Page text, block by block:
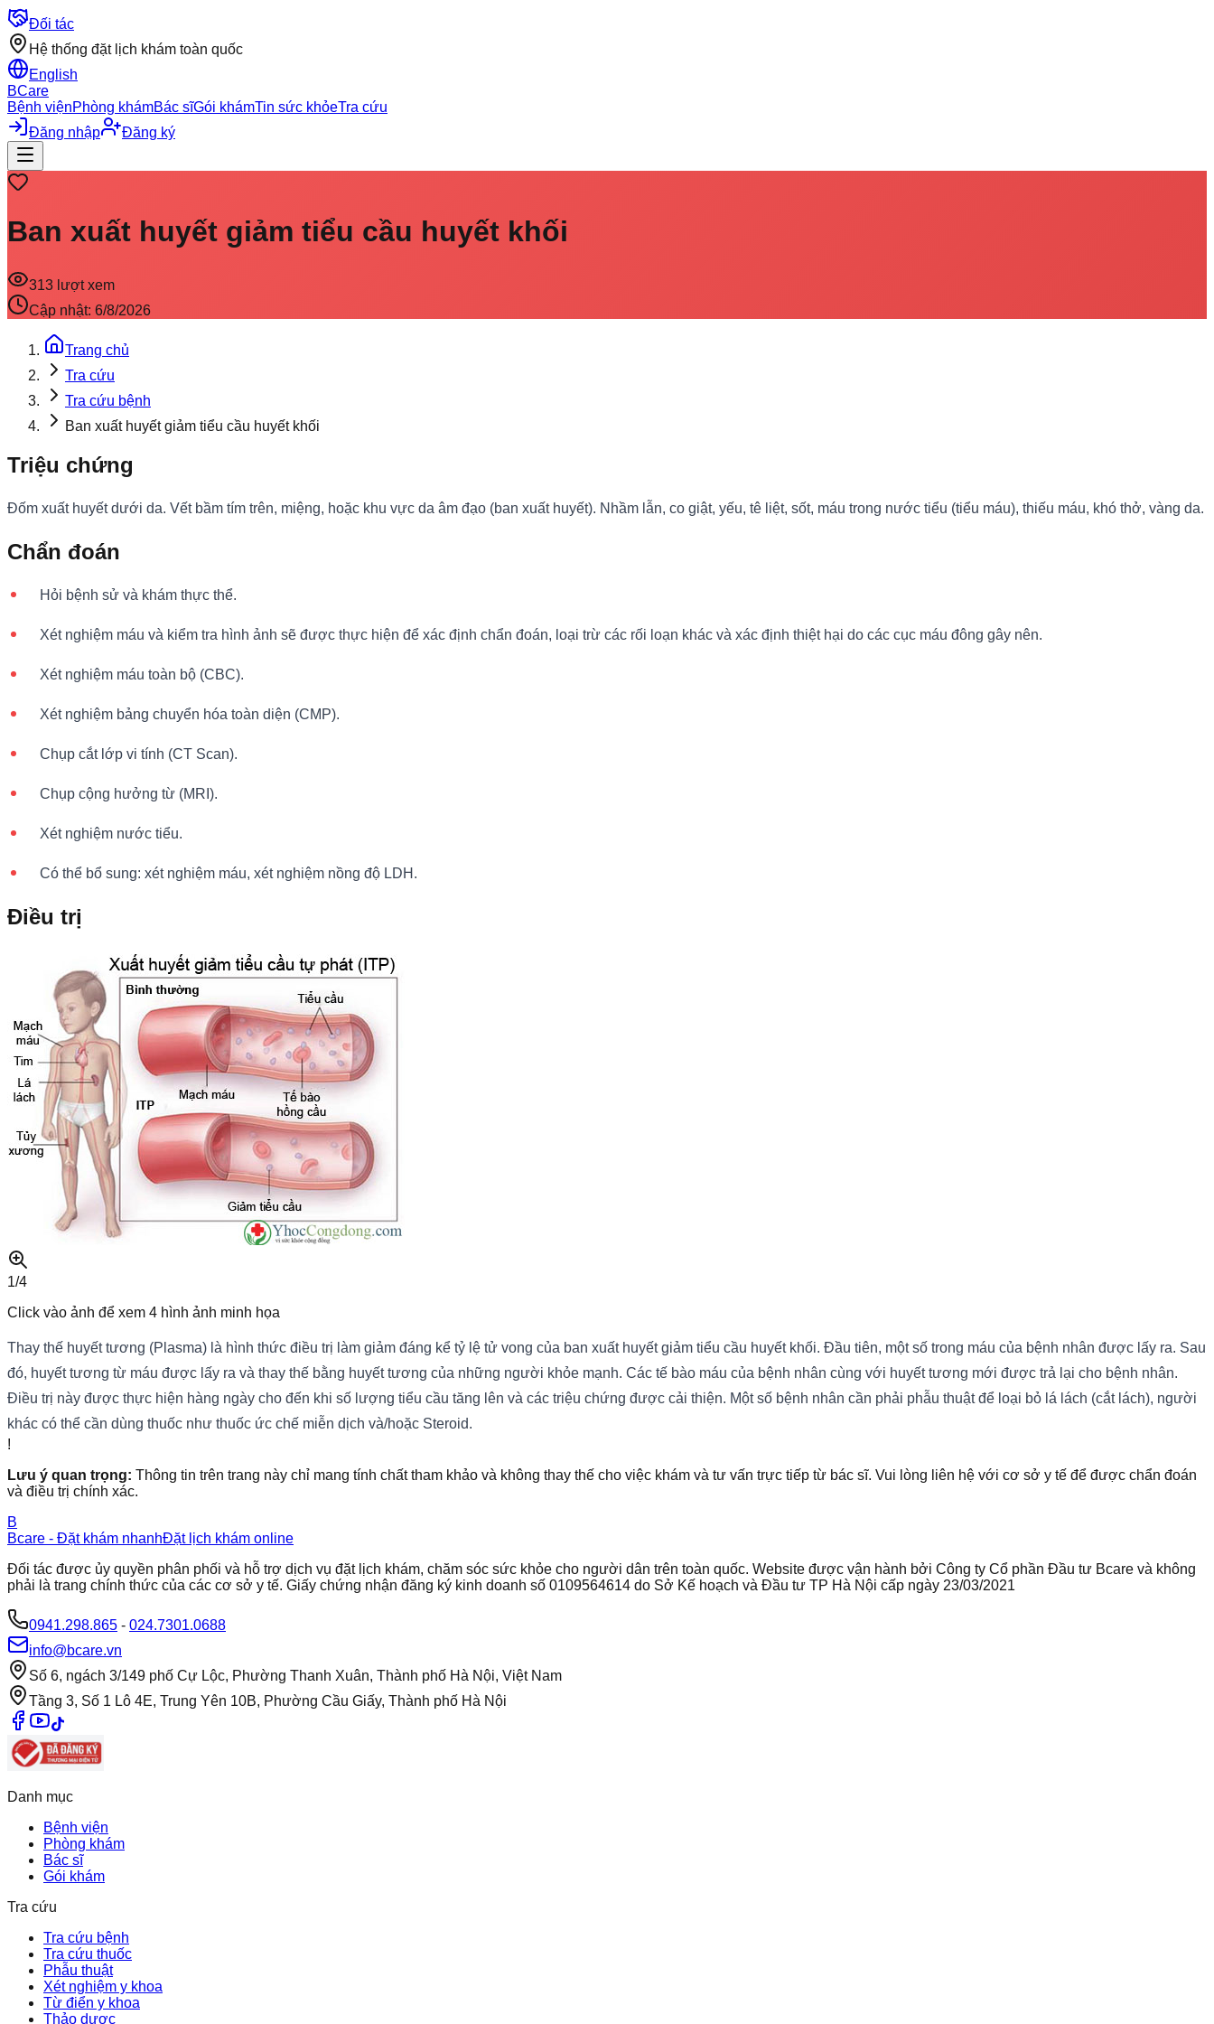
Đối tác
Hệ thống đặt lịch khám toàn quốc
English
BCare
Bệnh việnPhòng khámBác sĩGói khámTin sức khỏeTra cứu
Đăng nhập
Đăng ký
Ban xuất huyết giảm tiểu cầu huyết khối
313 lượt xem
Cập nhật: 6/8/2026
Trang chủ
Tra cứu
Tra cứu bệnh
Ban xuất huyết giảm tiểu cầu huyết khối
Triệu chứng
Đốm xuất huyết dưới da. Vết bầm tím trên, miệng, hoặc khu vực da âm đạo (ban xuất huyết). Nhầm lẫn, co giật, yếu, tê liệt, sốt, máu trong nước tiểu (tiểu máu), thiếu máu, khó thở, vàng da.
Chẩn đoán
Hỏi bệnh sử và khám thực thể.
Xét nghiệm máu và kiểm tra hình ảnh sẽ được thực hiện để xác định chẩn đoán, loại trừ các rối loạn khác và xác định thiệt hại do các cục máu đông gây nên.
Xét nghiệm máu toàn bộ (CBC).
Xét nghiệm bảng chuyển hóa toàn diện (CMP).
Chụp cắt lớp vi tính (CT Scan).
Chụp cộng hưởng từ (MRI).
Xét nghiệm nước tiểu.
Có thể bổ sung: xét nghiệm máu, xét nghiệm nồng độ LDH.
Điều trị
1/4
Click vào ảnh để xem 4 hình ảnh minh họa
Thay thế huyết tương (Plasma) là hình thức điều trị làm giảm đáng kể tỷ lệ tử vong của ban xuất huyết giảm tiểu cầu huyết khối. Đầu tiên, một số trong máu của bệnh nhân được lấy ra. Sau
đó, huyết tương từ máu được lấy ra và thay thế bằng huyết tương của những người khỏe mạnh. Các tế bào máu của bệnh nhân cùng với huyết tương mới được trả lại cho bệnh nhân.
Điều trị này được thực hiện hàng ngày cho đến khi số lượng tiểu cầu tăng lên và các triệu chứng được cải thiện. Một số bệnh nhân cần phải phẫu thuật để loại bỏ lá lách (cắt lách), người
khác có thể cần dùng thuốc như thuốc ức chế miễn dịch và/hoặc Steroid.
!
Lưu ý quan trọng: Thông tin trên trang này chỉ mang tính chất tham khảo và không thay thế cho việc khám và tư vấn trực tiếp từ bác sĩ. Vui lòng liên hệ với cơ sở y tế để được chẩn đoán
và điều trị chính xác.
B
Bcare - Đặt khám nhanhĐặt lịch khám online
Đối tác được ủy quyền phân phối và hỗ trợ dịch vụ đặt lịch khám, chăm sóc sức khỏe cho người dân trên toàn quốc. Website được vận hành bởi Công ty Cổ phần Đầu tư Bcare và không
phải là trang chính thức của các cơ sở y tế. Giấy chứng nhận đăng ký kinh doanh số 0109564614 do Sở Kế hoạch và Đầu tư TP Hà Nội cấp ngày 23/03/2021
0941.298.865 - 024.7301.0688
info@bcare.vn
Số 6, ngách 3/149 phố Cự Lộc, Phường Thanh Xuân, Thành phố Hà Nội, Việt Nam
Tầng 3, Số 1 Lô 4E, Trung Yên 10B, Phường Cầu Giấy, Thành phố Hà Nội
Danh mục
Bệnh viện
Phòng khám
Bác sĩ
Gói khám
Tra cứu
Tra cứu bệnh
Tra cứu thuốc
Phẫu thuật
Xét nghiệm y khoa
Từ điển y khoa
Thảo dược